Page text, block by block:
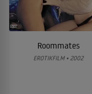
Roommates
EROTIKFILM • 2002